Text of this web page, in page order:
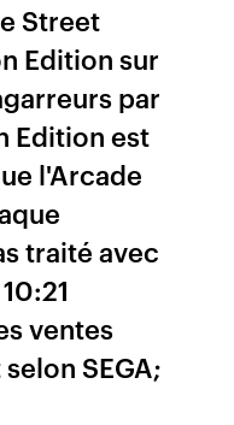
Street
Edition sur
par
Edition est
l'Arcade
traité avec
ventes
SEGA;